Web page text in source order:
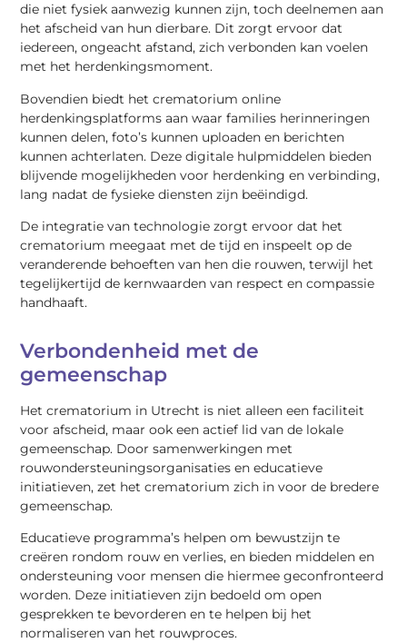
die niet fysiek aanwezig kunnen zijn, toch deelnemen aan
het afscheid van hun dierbare. Dit zorgt ervoor dat
iedereen, ongeacht afstand, zich verbonden kan voelen
met het herdenkingsmoment.
Bovendien biedt het crematorium online
herdenkingsplatforms aan waar families herinneringen
kunnen delen, foto’s kunnen uploaden en berichten
kunnen achterlaten. Deze digitale hulpmiddelen bieden
blijvende mogelijkheden voor herdenking en verbinding,
lang nadat de fysieke diensten zijn beëindigd.
De integratie van technologie zorgt ervoor dat het
crematorium meegaat met de tijd en inspeelt op de
veranderende behoeften van hen die rouwen, terwijl het
tegelijkertijd de kernwaarden van respect en compassie
handhaaft.
Verbondenheid met de
gemeenschap
Het crematorium in Utrecht is niet alleen een faciliteit
voor afscheid, maar ook een actief lid van de lokale
gemeenschap. Door samenwerkingen met
rouwondersteuningsorganisaties en educatieve
initiatieven, zet het crematorium zich in voor de bredere
gemeenschap.
Educatieve programma’s helpen om bewustzijn te
creëren rondom rouw en verlies, en bieden middelen en
ondersteuning voor mensen die hiermee geconfronteerd
worden. Deze initiatieven zijn bedoeld om open
gesprekken te bevorderen en te helpen bij het
normaliseren van het rouwproces.